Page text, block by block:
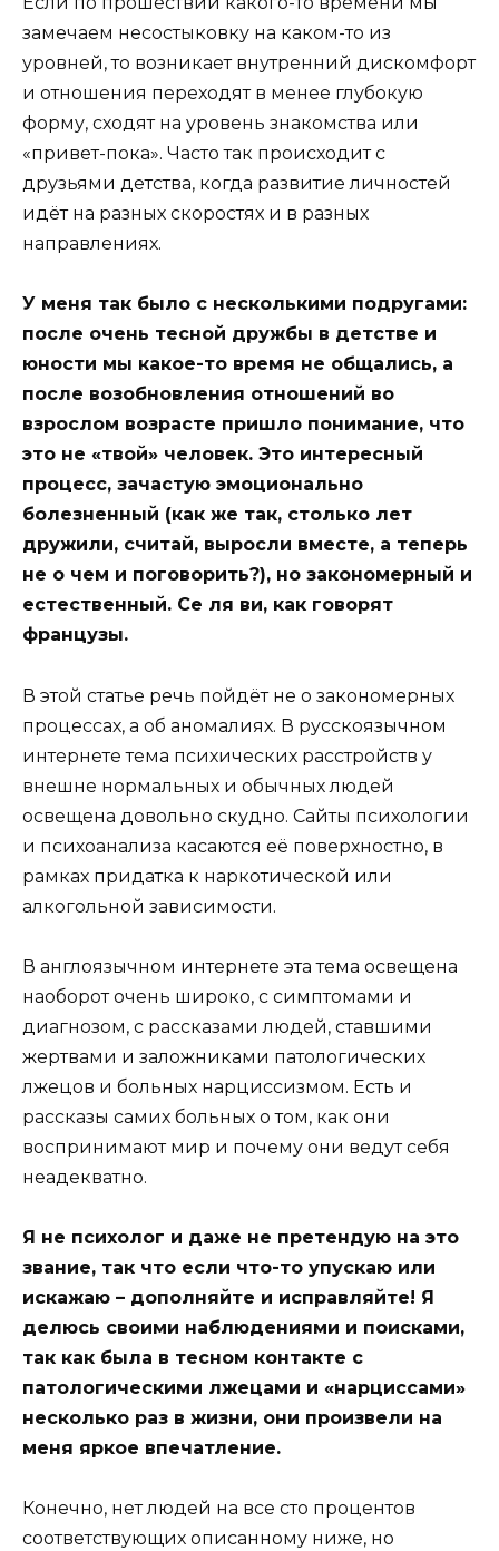
замечаем несостыковку на каком-то из
уровней, то возникает внутренний дискомфорт
и отношения переходят в менее глубокую
форму, сходят на уровень знакомства или
«привет-пока». Часто так происходит с
друзьями детства, когда развитие личностей
идёт на разных скоростях и в разных
направлениях.
У меня так было с несколькими подругами:
после очень тесной дружбы в детстве и
юности мы какое-то время не общались, а
после возобновления отношений во
взрослом возрасте пришло понимание, что
это не «твой» человек. Это интересный
процесс, зачастую эмоционально
болезненный (как же так, столько лет
дружили, считай, выросли вместе, а теперь
не о чем и поговорить?), но закономерный и
естественный. Се ля ви, как говорят
французы.
В этой статье речь пойдёт не о закономерных
процессах, а об аномалиях. В русскоязычном
интернете тема психических расстройств у
внешне нормальных и обычных людей
освещена довольно скудно. Сайты психологии
и психоанализа касаются её поверхностно, в
рамках придатка к наркотической или
алкогольной зависимости.
В англоязычном интернете эта тема освещена
наоборот очень широко, с симптомами и
диагнозом, с рассказами людей, ставшими
жертвами и заложниками патологических
лжецов и больных нарциссизмом. Есть и
рассказы самих больных о том, как они
воспринимают мир и почему они ведут себя
неадекватно.
Я не психолог и даже не претендую на это
звание, так что если что-то упускаю или
искажаю – дополняйте и исправляйте! Я
делюсь своими наблюдениями и поисками,
так как была в тесном контакте с
патологическими лжецами и «нарциссами»
несколько раз в жизни, они произвели на
меня яркое впечатление.
Конечно, нет людей на все сто процентов
соответствующих описанному ниже, но